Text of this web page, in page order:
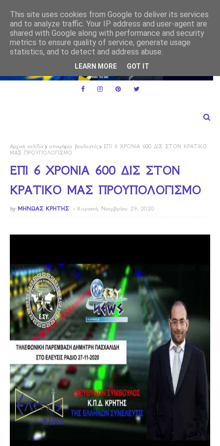
Ε.Ε. και ειδικό καθεστώς ΦΠΑ για τις μικρές επιχειρήσεις
Αρχική σελίδα υποψήφιοι βουλευτές
ΕΠΙ 6 ΧΡΟΝΙΑ 600 ΔΙΣ ΣΤΟΝ ΚΡΑΤΙΚΟ
ΜΑΣ ΠΡΟΥΠΟΛΟΓΙΣΜΟ
ΕΠΙ 6 ΧΡΟΝΙΑ 600 ΔΙΣ ΣΤΟΝ
ΚΡΑΤΙΚΟ ΜΑΣ ΠΡΟΥΠΟΛΟΓΙΣΜΟ
by ΜΗΝΩΑΣ ΚΡΗΤΗΣ Κυριακή, Νοεμβρίου 29, 2020
This site uses cookies from Google to deliver its services
and to analyze traffic. Your IP address and user-agent are
shared with Google along with performance and security
metrics to ensure quality of service, generate usage
statistics, and to detect and address abuse.
LEARN MORE GOT IT